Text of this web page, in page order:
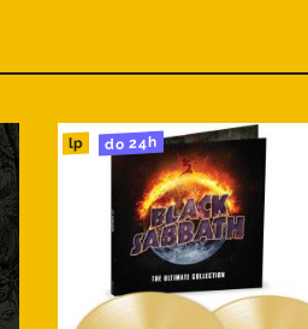
lp do 24h